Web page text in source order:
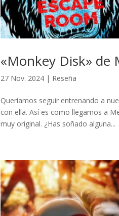
«Monkey Disk» de
27 Nov. 2024 | Reseña
Queríamos seguir entrenando a
con ella. Así es como llegamos a
muy original. ¿Has soñado alguna...